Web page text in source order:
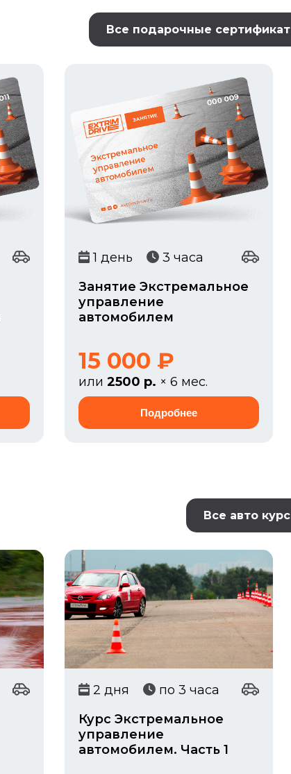
Все подарочные
1 день
3 часа
Занятие Экстремальное
управление
автомобилем
15 000 ₽
или 2500 р. × 6 мес.
Все авто
2 дня
по 3 часа
Курс Экстремальное
управление
автомобилем. Часть 1